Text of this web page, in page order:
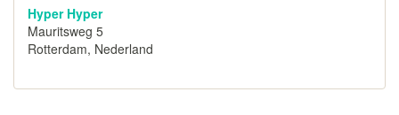
Hyper Hyper
Mauritsweg 5
Rotterdam, Nederland